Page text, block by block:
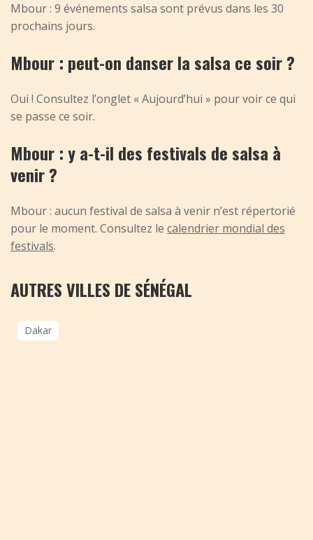
Mbour : 9 événements salsa sont prévus dans les 30
prochains jours.
Mbour : peut-on danser la salsa ce soir ?
Oui ! Consultez l’onglet « Aujourd’hui » pour voir ce qui
se passe ce soir.
Mbour : y a-t-il des festivals de salsa à
venir ?
Mbour : aucun festival de salsa à venir n’est répertorié
pour le moment. Consultez le calendrier mondial des
festivals.
AUTRES VILLES DE SÉNÉGAL
Dakar